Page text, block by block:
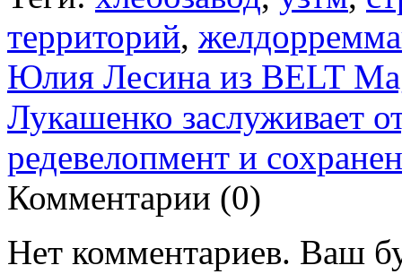
территорий,
Юлия Лесина из BELT
Лукашенко заслуживает
редевелопмент и
Комментарии (0)
Нет комментариев. Ваш